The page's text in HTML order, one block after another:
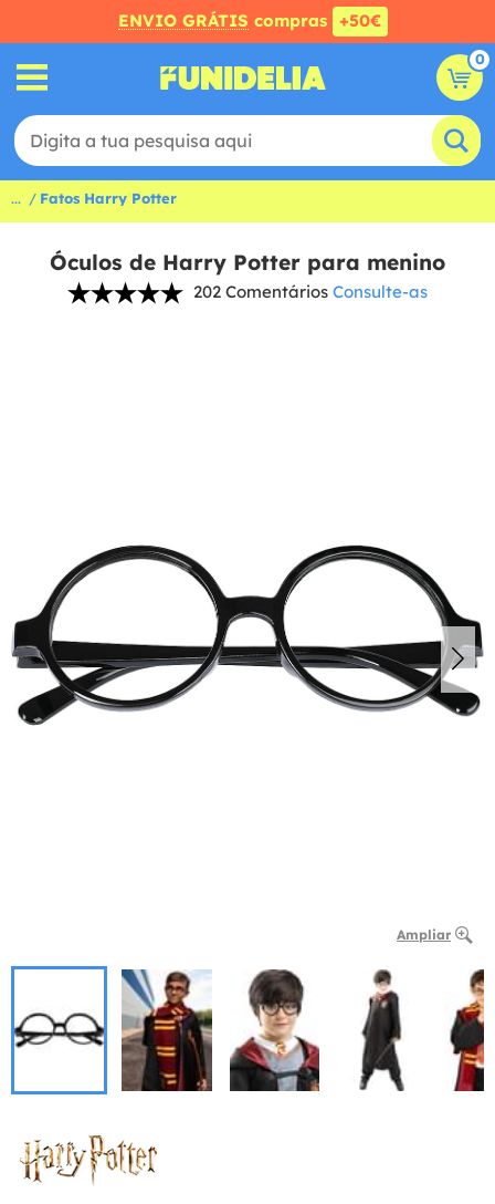
ENVIO GRÁTIS compras +50€
0
... Fatos Harry Potter
Óculos de Harry Potter para menino
202 Comentários Consulte-as
Ampliar